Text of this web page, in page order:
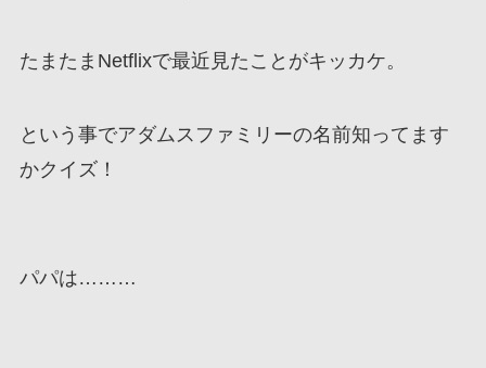
たまたまNetflixで最近見たことがキッカケ。
という事でアダムスファミリーの名前知ってます
かクイズ！
パパは………